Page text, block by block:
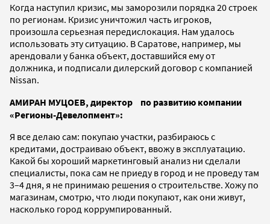
Когда наступил кризис, мы заморозили порядка 20 строек
по регионам. Кризис уничтожил часть игроков,
произошла серьезная передислокация. Нам удалось
использовать эту ситуацию. В Саратове, например, мы
арендовали у банка объект, доставшийся ему от
должника, и подписали дилерский договор с компанией
Nissan.
АМИРАН МУЦОЕВ, директор по развитию компании
«Регионы-Девелопмент»:
Я все делаю сам: покупаю участки, разбираюсь с
кредитами, достраиваю объект, ввожу в эксплуатацию.
Какой бы хороший маркетинговый анализ ни сделали
специалисты, пока сам не приеду в город и не проведу там
3–4 дня, я не принимаю решения о строительстве. Хожу по
магазинам, смотрю, что люди покупают, как они живут,
насколько город коррумпированный.